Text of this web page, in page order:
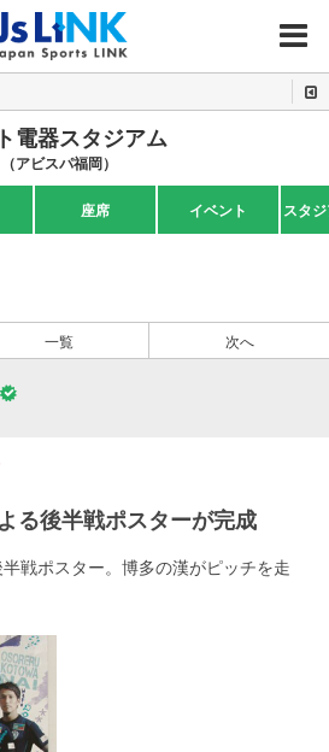
MENU
電器スタジアム
（アビスパ福岡）
座席 イベント スタ
一覧 次へ
る後半戦ポスターが完成
戦ポスター。博多の漢がピッチを走